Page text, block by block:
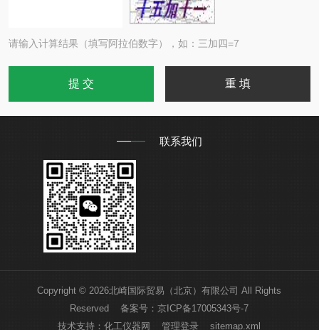
请输入计算结果（填写阿拉伯数字），如：三加四=7
联系我们
Copyright © 2026北崎国际贸易（北京）有限公司 All Rights
Reserved 备案号：京ICP备17005343号-7
技术支持：化工仪器网 管理登录 sitemap.xml